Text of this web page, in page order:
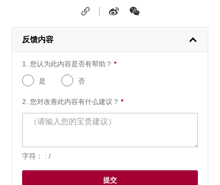
反馈内容
1. 您认为此内容是否有帮助？ *需要的问题
是 否
2. 您对改善此内容有什么建议？ *需要的问题
字符： : /
提交